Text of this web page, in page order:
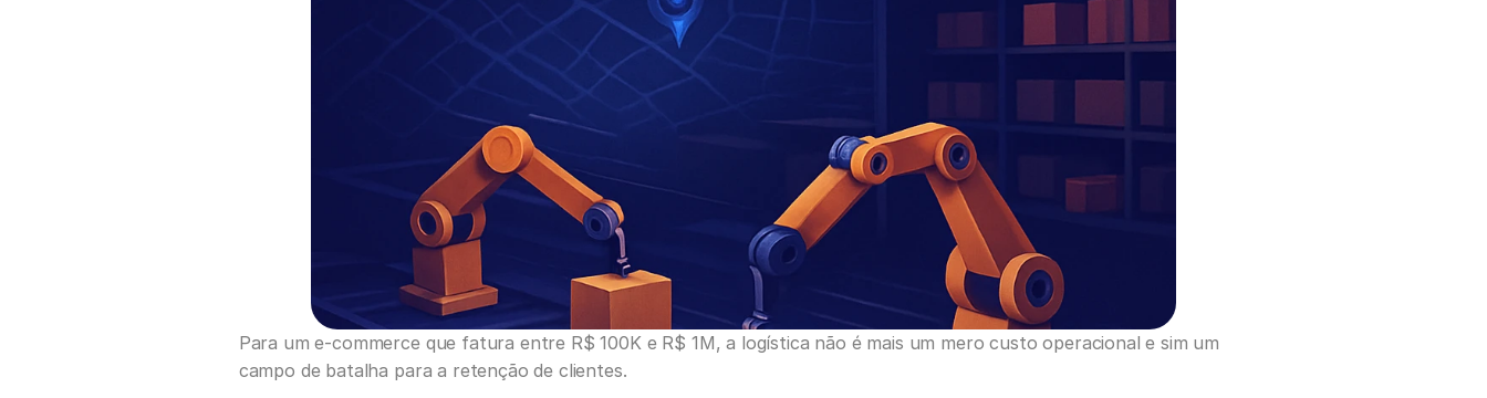
Para um e-commerce que fatura entre R$ 100K e R$ 1M, a logística não é mais um mero custo operacional e sim um
campo de batalha para a retenção de clientes.